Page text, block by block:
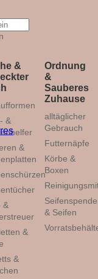
&
&
&
&
&
&
Ordnung
&
Sauberes
Zuhause
alltäglicher
Gebrauch
Futternäpfe
Körbe &
Boxen
& Seifen